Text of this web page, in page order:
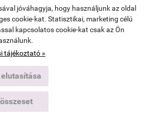
jóváhagyja, hogy használjunk az oldal
cookie-kat. Statisztikai, marketing célú
kapcsolatos cookie-kat csak az Ön
tájékoztató »
(újak, eredetiek és gyáriak), így azt
küldeni, ha bármilyen probléma merülne
várakoznia a beszerzés miatt.
a jótállási kötelezettsége alól?
hogy a hiba oka a teljesítés után keletkezett.
ugyanazon hiba miatt
igényt, illetve termékszavatossági és
egymással párhuzamosan nem